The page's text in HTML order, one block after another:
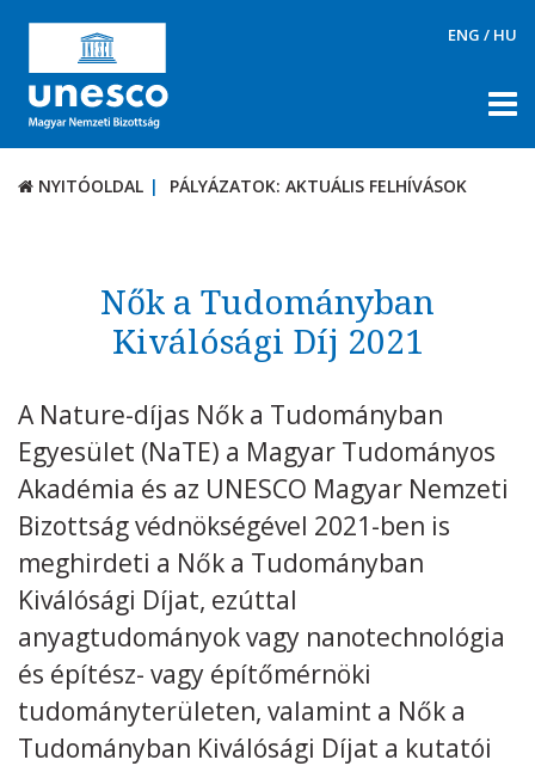
ENG / HU
NYITÓOLDAL PÁLYÁZATOK: AKTUÁLIS FELHÍVÁSOK
TÉMÁK
DOKUMENTUMTÁR
Aktuális felhívások
UNESCO díjak
KAPCSOLAT
Kövess minket unescohungary
Adatkezelési tájékoztató
RSS
NYITÓOLDAL PÁLYÁZATOK: AKTUÁLIS FELHÍVÁSOK
Nők a Tudományban
Kiválósági Díj 2021
A Nature-díjas Nők a Tudományban
Egyesület (NaTE) a Magyar Tudományos
Akadémia és az UNESCO Magyar Nemzeti
Bizottság védnökségével 2021-ben is
meghirdeti a Nők a Tudományban
Kiválósági Díjat, ezúttal
anyagtudományok vagy nanotechnológia
és építész- vagy építőmérnöki
tudományterületen, valamint a Nők a
Tudományban Kiválósági Díjat a kutatói